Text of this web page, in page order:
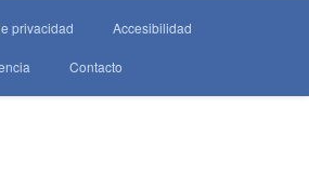
privacidad Accesibilidad
Contacto